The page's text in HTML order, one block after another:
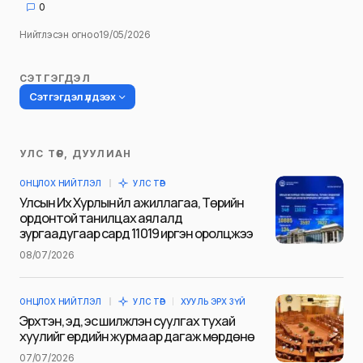
0
Нийтлэсэн огноо19/05/2026
СЭТГЭГДЭЛ
Сэтгэгдэл үлдээх
Таны имэйл хаягийг нийтлэхгүй.
тэмдэглэсэн
Name
УЛС ТӨР, ДУУЛИАН
ОНЦЛОХ НИЙТЛЭЛ УЛС ТӨР
Улсын Их Хурлын үйл ажиллагаа, Төрийн
ордонтой танилцах аялалд
зургаадугаар сард 11019 иргэн оролцжээ
08/07/2026
ОНЦЛОХ НИЙТЛЭЛ УЛС ТӨР ХУУЛЬ ЭРХ ЗҮЙ
Эрхтэн, эд, эс шилжүүлэн суулгах тухай
хуулийг ердийн журмаар дагаж мөрдөнө
07/07/2026